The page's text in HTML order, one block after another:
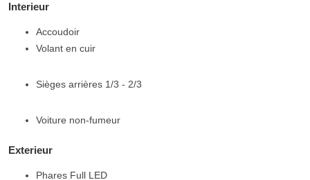
Interieur
Accoudoir
Volant en cuir
Sièges arrières 1/3 - 2/3
Voiture non-fumeur
Exterieur
Phares Full LED